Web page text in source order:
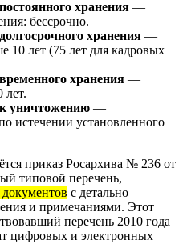
хранения —
бессрочно.
хранения —
10 лет (75 лет для кадровых
хранения —
лет.
уничтожению —
истечении установленного
приказ Росархива № 236 от
типовой перечень,
с детально
и примечаниями. Этот
перечень 2010 года
цифровых и электронных